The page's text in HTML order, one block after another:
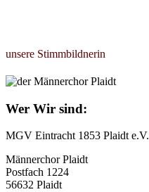
unsere Stimmbildnerin
Wer Wir sind:
MGV Eintracht 1853 Plaidt e.V.
Männerchor Plaidt
Postfach 1224
56632 Plaidt